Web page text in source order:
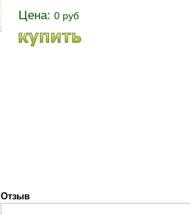
Цена:0 руб
Отзыв